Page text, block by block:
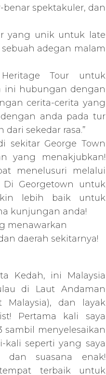
benar spektakuler, dan
yang unik untuk late
adegan malam
Tour untuk
ini hubungan dengan
cerita-cerita yang
anda pada tur
sekedar rasa.”
sekitar George Town
yang menakjubkan!
menelusuri melalui
Georgetown untuk
lebih baik untuk
kunjungan anda!
menawarkan
daerah sekitarnya!
Kedah, ini Malaysia
di Laut Andaman
dan layak
Pertama kali saya
sambil menyelesaikan
kali seperti yang saya
dan suasana enak!
terbaik untuk